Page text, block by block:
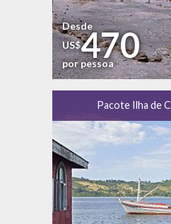
Desde
US$470
por pessoa
Pacote Ilha de